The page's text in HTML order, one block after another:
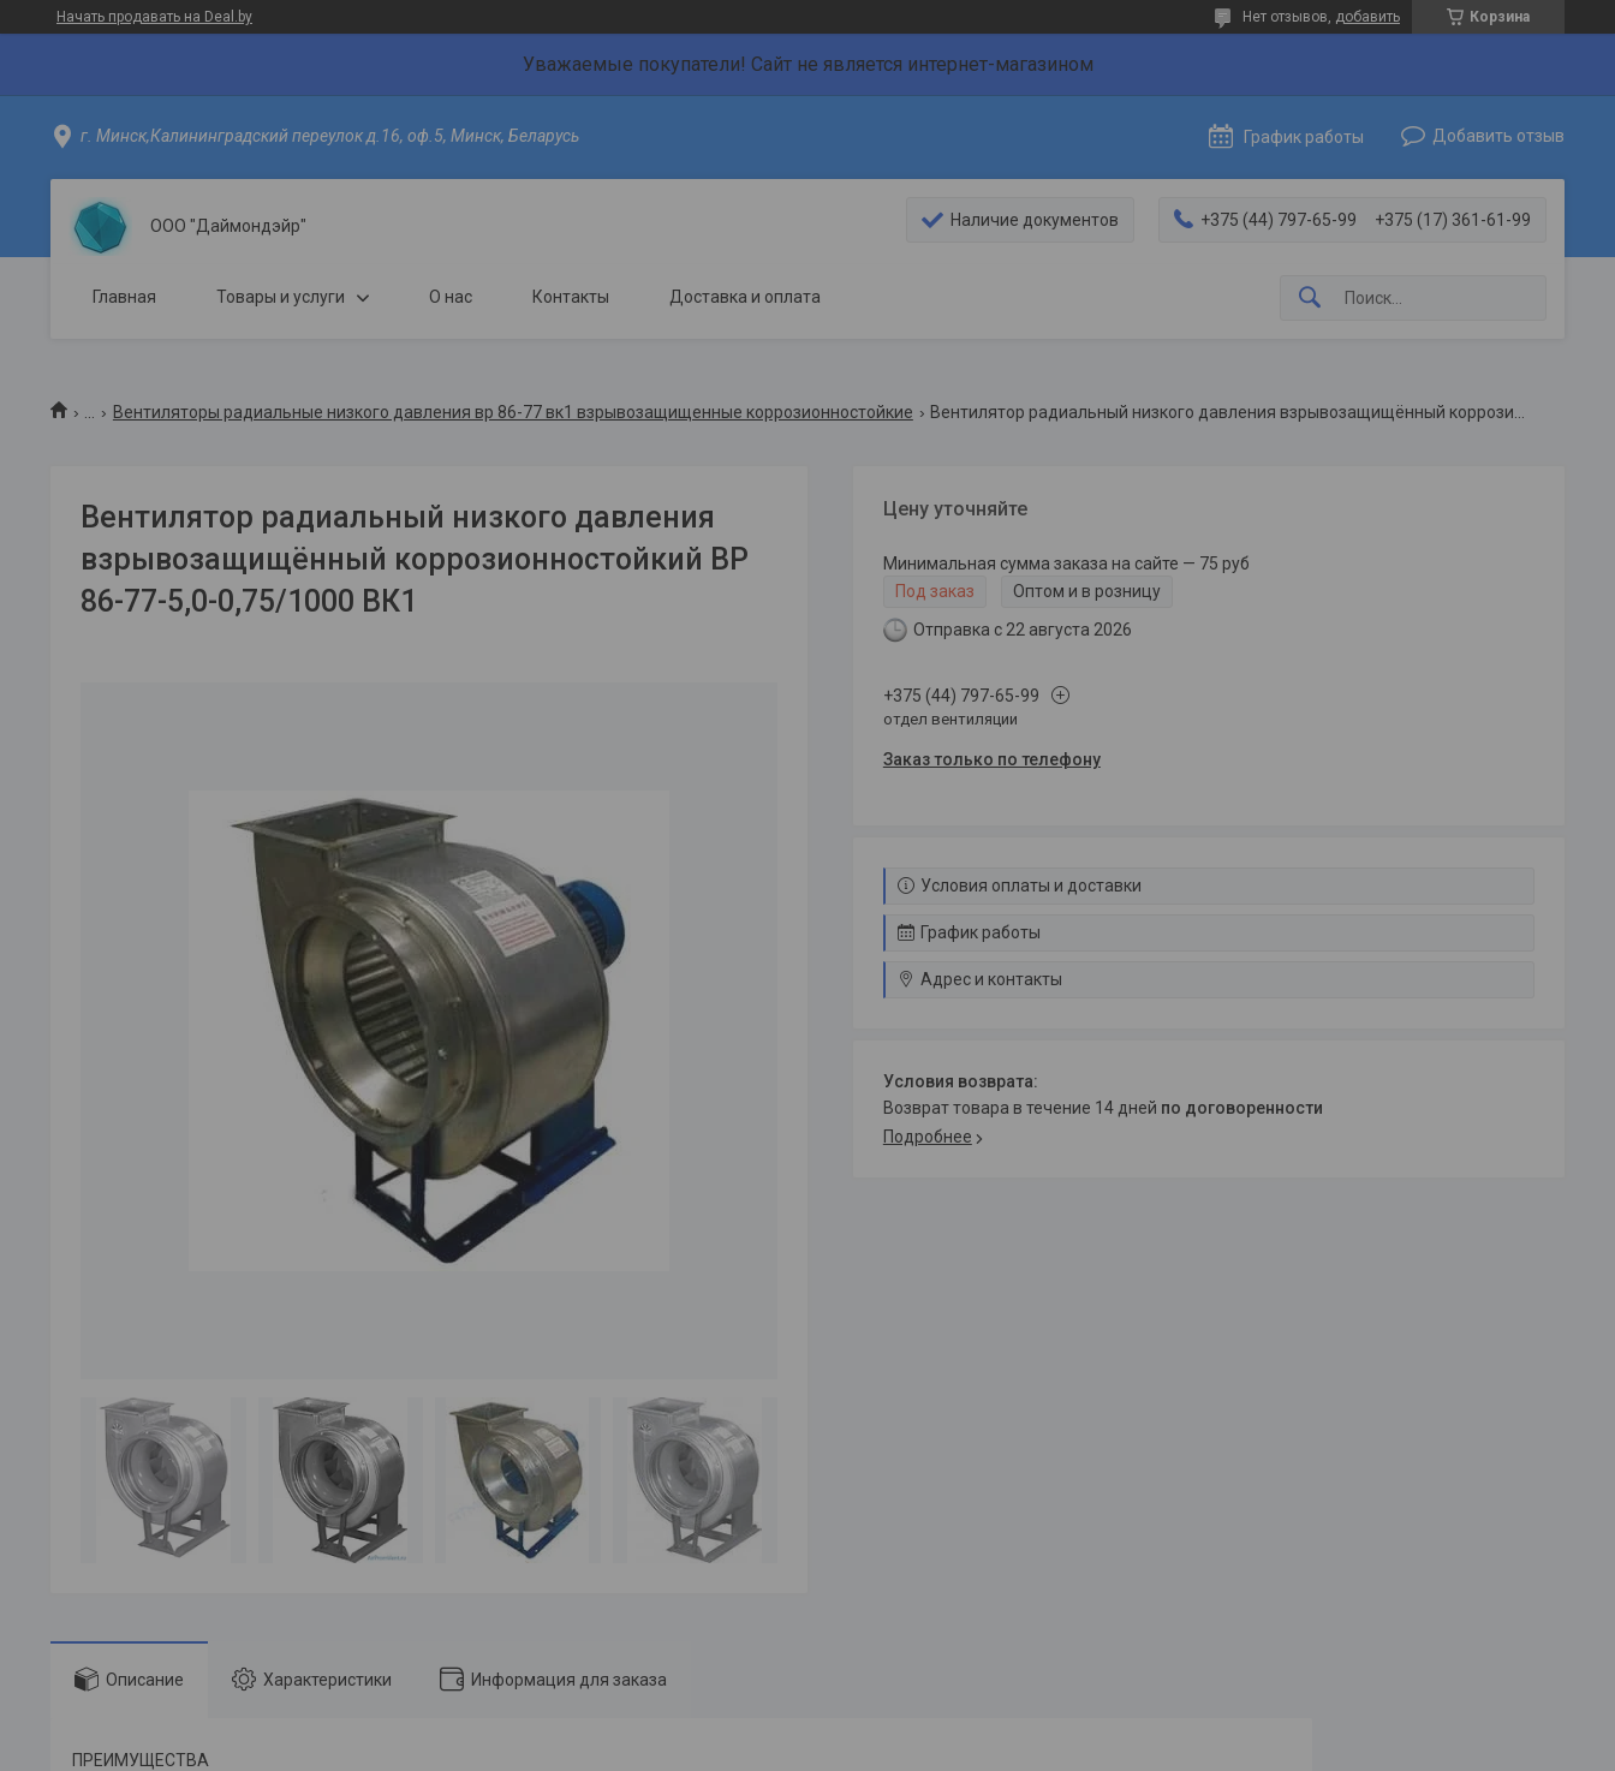
Начать продавать на Deal.by Корзина
Нет отзывов, добавить
Уважаемые покупатели! Сайт не является интернет-магазином
г. Минск,Калининградский переулок д.16, оф.5, Минск, Беларусь График работы Добавить отзыв
ООО "Даймондэйр" Наличие документов +375 (44) 797-65-99 +375 (17) 361-61-99
Главная Товары и услуги О нас Контакты Доставка и оплата
Вентиляторы радиальные низкого давления вр 86-77 вк1 взрывозащищенные коррозионностойкие
Вентилятор радиальный низкого давления
взрывозащищённый коррозионностойкий ВР
86-77-5,0-0,75/1000 ВК1
Цену уточняйте
Минимальная сумма заказа на сайте — 75 руб
Под заказ
Оптом и в розницу
Отправка с 22 августа 2026
+375 (44) 797-65-99
отдел вентиляции
Заказ только по телефону
Условия оплаты и доставки
График работы
Адрес и контакты
возврат товара в течение 14 дней по договоренности
Подробнее
Описание Характеристики Информация для заказа
ПРЕИМУЩЕСТВА